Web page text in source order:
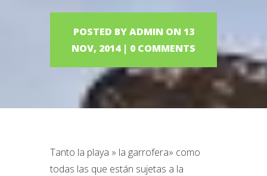
POSTED BYADMIN ON 13
NOV, 2014 | 0 COMMENTS
Tanto la playa » la garrofera» como
todas las que están sujetas a la